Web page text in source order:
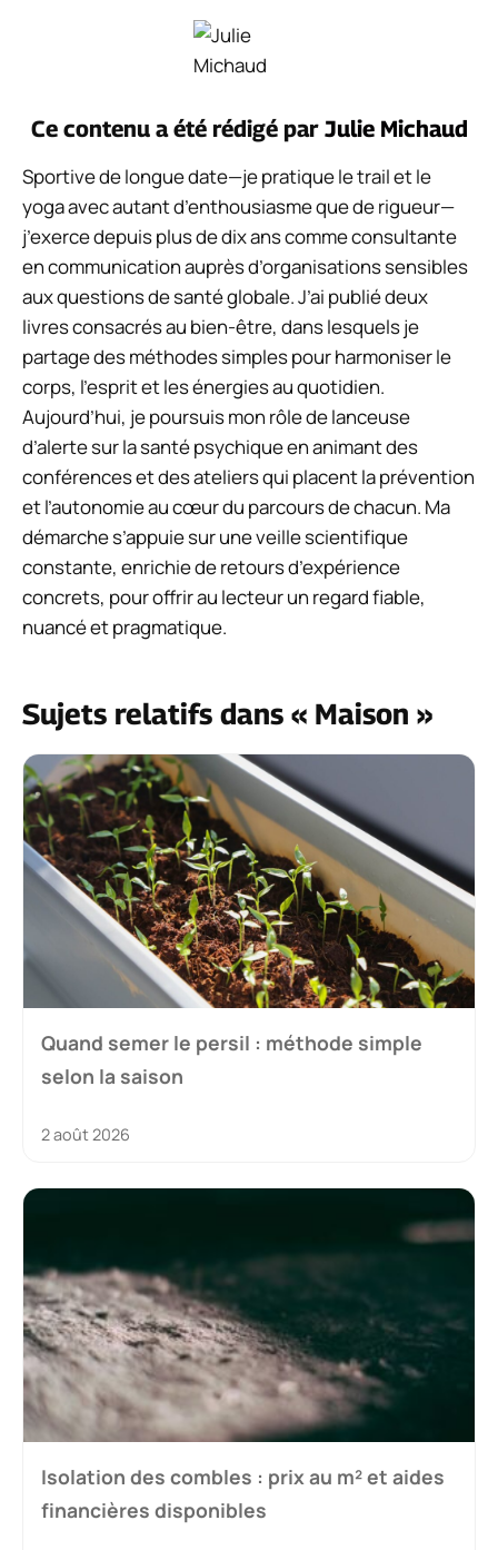
Ce contenu a été rédigé par Julie Michaud
Sportive de longue date—je pratique le trail et le
yoga avec autant d’enthousiasme que de rigueur—
j’exerce depuis plus de dix ans comme consultante
en communication auprès d’organisations sensibles
aux questions de santé globale. J’ai publié deux
livres consacrés au bien-être, dans lesquels je
partage des méthodes simples pour harmoniser le
corps, l’esprit et les énergies au quotidien.
Aujourd’hui, je poursuis mon rôle de lanceuse
d’alerte sur la santé psychique en animant des
conférences et des ateliers qui placent la prévention
et l’autonomie au cœur du parcours de chacun. Ma
démarche s’appuie sur une veille scientifique
constante, enrichie de retours d’expérience
concrets, pour offrir au lecteur un regard fiable,
nuancé et pragmatique.
Sujets relatifs dans « Maison »
Quand semer le persil : méthode simple
selon la saison
2 août 2026
Isolation des combles : prix au m² et aides
financières disponibles